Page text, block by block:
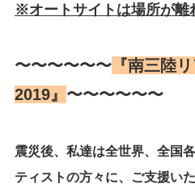
※オートサイトは場所が離
〜〜〜〜〜〜『南三陸
2019』 〜〜〜〜〜〜
震災後、私達は全世界、全国
ティストの方々に、ご支援い